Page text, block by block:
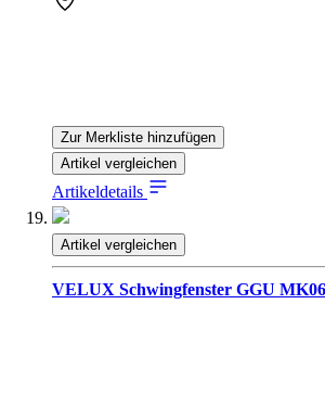
Zur Merkliste hinzufügen
Artikel vergleichen
Artikeldetails
Artikel vergleichen
VELUX Schwingfenster GGU